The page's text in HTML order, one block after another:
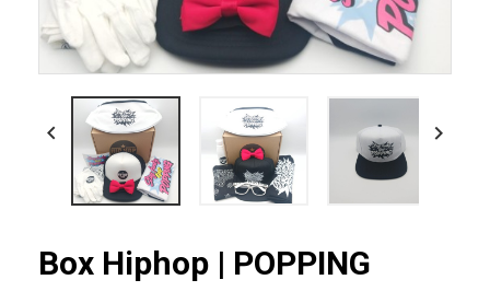
 
Box Hiphop | POPPING